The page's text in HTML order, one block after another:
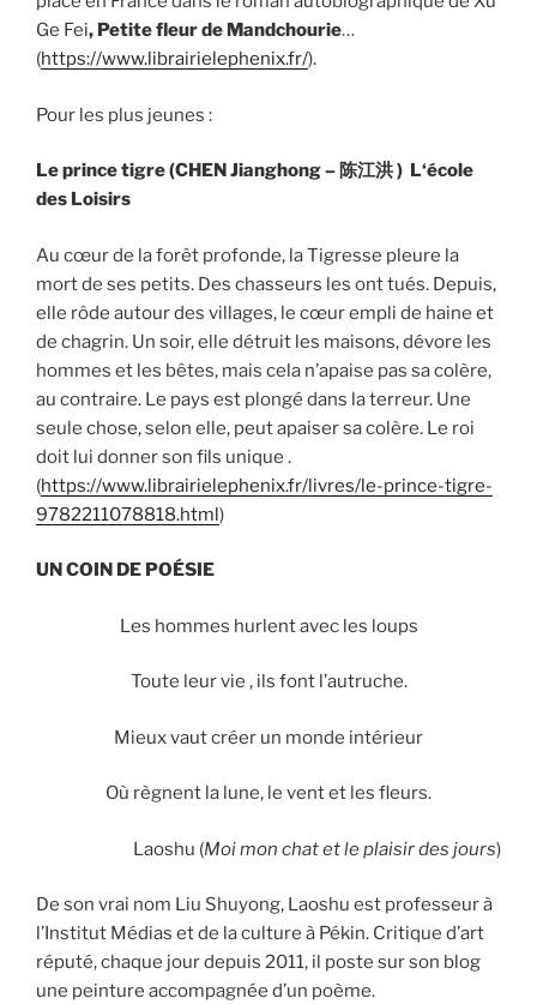
Ge Fei, Petite fleur de Mandchourie…
(https://www.librairielephenix.fr/).
Pour les plus jeunes :
Le prince tigre (CHEN Jianghong – 陈江洪) L‘école
des Loisirs
Au cœur de la forêt profonde, la Tigresse pleure la
mort de ses petits. Des chasseurs les ont tués. Depuis,
elle rôde autour des villages, le cœur empli de haine et
de chagrin. Un soir, elle détruit les maisons, dévore les
hommes et les bêtes, mais cela n’apaise pas sa colère,
au contraire. Le pays est plongé dans la terreur. Une
seule chose, selon elle, peut apaiser sa colère. Le roi
doit lui donner son fils unique .
(https://www.librairielephenix.fr/livres/le-prince-tigre-
9782211078818.html)
UN COIN DE POÉSIE
Les hommes hurlent avec les loups
Toute leur vie , ils font l’autruche.
Mieux vaut créer un monde intérieur
Où règnent la lune, le vent et les fleurs.
Laoshu (Moi mon chat et le plaisir des jours)
De son vrai nom Liu Shuyong, Laoshu est professeur à
l’Institut Médias et de la culture à Pékin. Critique d’art
réputé, chaque jour depuis 2011, il poste sur son blog
une peinture accompagnée d’un poème.